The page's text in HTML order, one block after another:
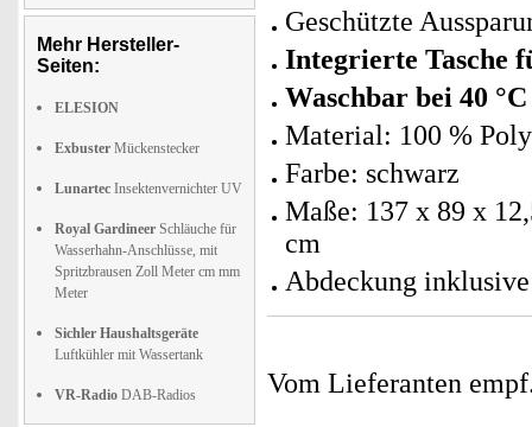
Mehr Hersteller-
Seiten:
ELESION
Exbuster Mückenstecker
Lunartec Insektenvernichter UV
Royal Gardineer Schläuche für
Wasserhahn-Anschlüsse, mit
Spritzbrausen Zoll Meter cm mm
Meter
Sichler Haushaltsgeräte
Luftkühler mit Wassertank
VR-Radio DAB-Radios
Geschützte
Integrierte Tasche
Waschbar bei 40 °C
Material: 100 %
Farbe: schwarz
Maße: 137 x 89 x
cm
Abdeckung
Vom Lieferanten